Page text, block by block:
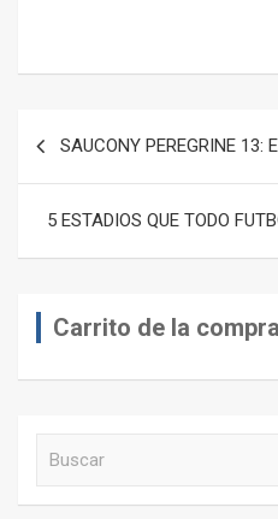
entradas
SAUCONY PEREGRINE
5 ESTADIOS QUE TODO
Carrito de la compra